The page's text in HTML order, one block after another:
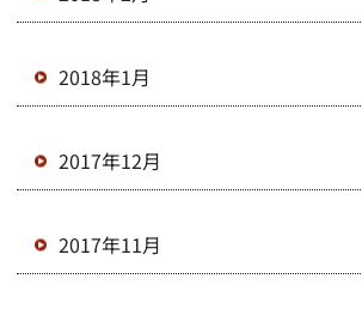
2018年1月
2017年12月
2017年11月